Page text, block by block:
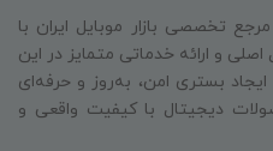
تخصصی بازار موبایل ایران با
و ارائه خدماتی متمایز در این
بستری امن، به‌روز و حرفه‌ای
دیجیتال با کیفیت واقعی و